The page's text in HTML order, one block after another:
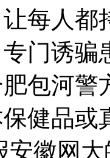
每人都
门诱骗
包河警
健品
安徽网